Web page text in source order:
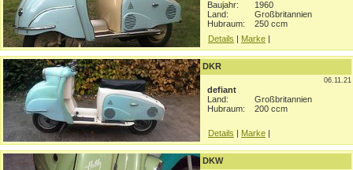
Baujahr:
1960
Land:
Großbritannien
Hubraum:
250 ccm
Details | Marke |
DKR
06.11.21
defiant
Land:
Großbritannien
Hubraum:
200 ccm
Details | Marke |
DKW